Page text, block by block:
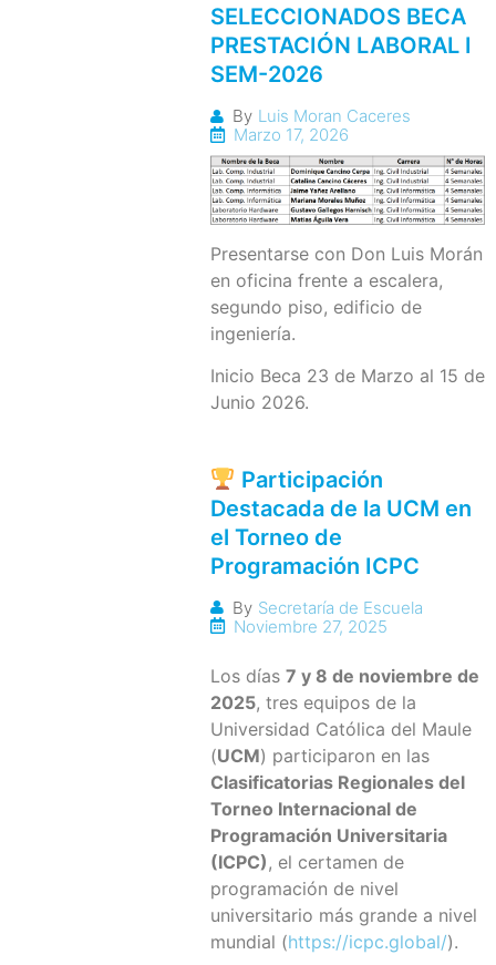
SELECCIONADOS BECA
PRESTACIÓN LABORAL I
SEM-2026
By Luis Moran Caceres
Marzo 17, 2026
Presentarse con Don Luis Morán
en oficina frente a escalera,
segundo piso, edificio de
ingeniería.
Inicio Beca 23 de Marzo al 15 de
Junio 2026.
Participación
Destacada de la UCM en
el Torneo de
Programación ICPC
By Secretaría de Escuela
Noviembre 27, 2025
Los días 7 y 8 de noviembre de
2025, tres equipos de la
Universidad Católica del Maule
(UCM) participaron en las
Clasificatorias Regionales del
Torneo Internacional de
Programación Universitaria
(ICPC), el certamen de
programación de nivel
universitario más grande a nivel
mundial (https://icpc.global/).